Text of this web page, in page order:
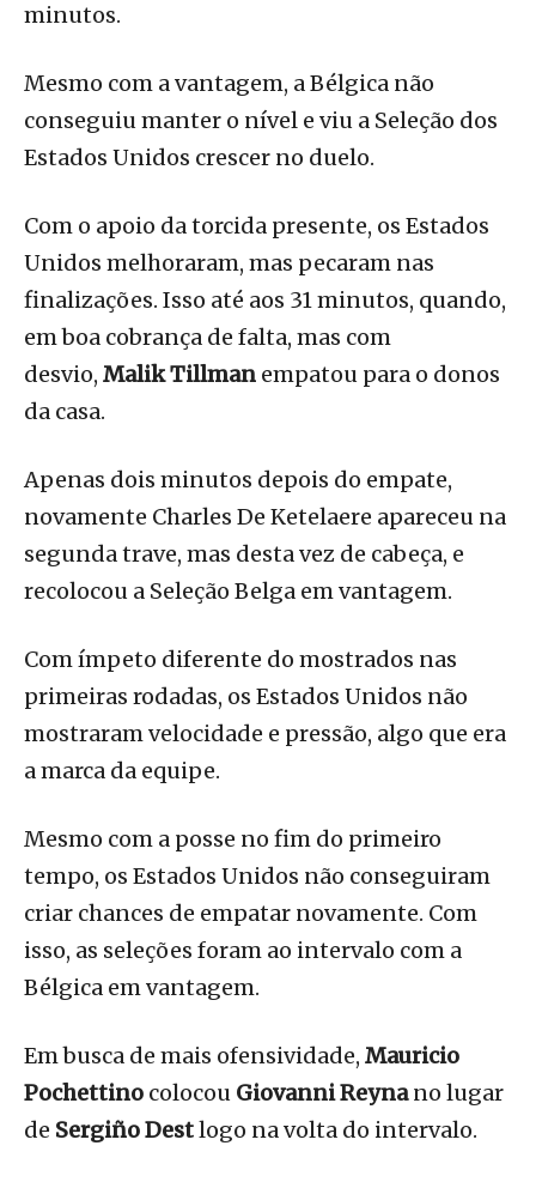
minutos.
Mesmo com a vantagem, a Bélgica não
conseguiu manter o nível e viu a Seleção dos
Estados Unidos crescer no duelo.
Com o apoio da torcida presente, os Estados
Unidos melhoraram, mas pecaram nas
finalizações. Isso até aos 31 minutos, quando,
em boa cobrança de falta, mas com
desvio, Malik Tillman empatou para o donos
da casa.
Apenas dois minutos depois do empate,
novamente Charles De Ketelaere apareceu na
segunda trave, mas desta vez de cabeça, e
recolocou a Seleção Belga em vantagem.
Com ímpeto diferente do mostrados nas
primeiras rodadas, os Estados Unidos não
mostraram velocidade e pressão, algo que era
a marca da equipe.
Mesmo com a posse no fim do primeiro
tempo, os Estados Unidos não conseguiram
criar chances de empatar novamente. Com
isso, as seleções foram ao intervalo com a
Bélgica em vantagem.
Em busca de mais ofensividade, Mauricio
Pochettino colocou Giovanni Reynano lugar
de Sergiño Destlogo na volta do intervalo.